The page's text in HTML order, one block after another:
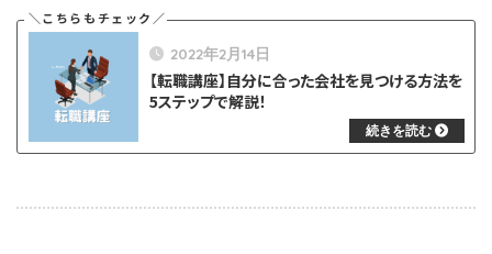
2022年2月14日
【転職講座】自分に合った会社を見つける方法を
5ステップで解説！